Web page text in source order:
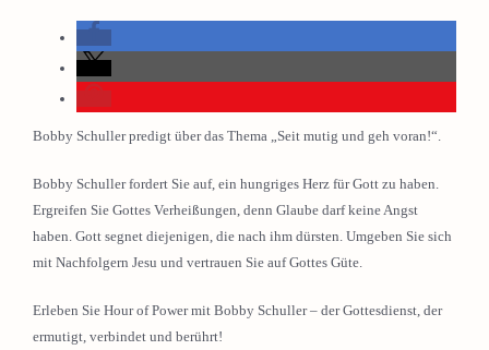
Bobby Schuller predigt über das Thema „Seit mutig und geh voran!“.
Bobby Schuller fordert Sie auf, ein hungriges Herz für Gott zu haben.
Ergreifen Sie Gottes Verheißungen, denn Glaube darf keine Angst
haben. Gott segnet diejenigen, die nach ihm dürsten. Umgeben Sie sich
mit Nachfolgern Jesu und vertrauen Sie auf Gottes Güte.
Erleben Sie Hour of Power mit Bobby Schuller – der Gottesdienst, der
ermutigt, verbindet und berührt!